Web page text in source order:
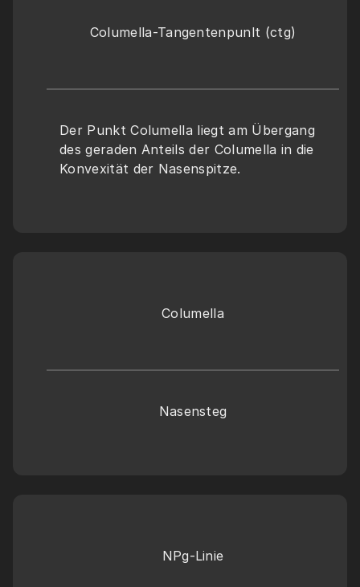
Columella-Tangentenpunlt (ctg)
Der Punkt Columella liegt am Übergang
des geraden Anteils der Columella in die
Konvexität der Nasenspitze.
Columella
Nasensteg
NPg-Linie